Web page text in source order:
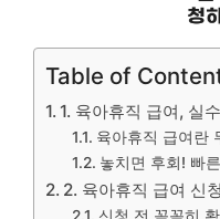
Table of
1. 육아휴직 급여, 실
육아휴직 급여란
놓치면 후회! 빠
2. 육아휴직 급여 신